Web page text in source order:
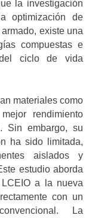
la investigación
optimización de
existe una
compuestas e
ciclo de vida
materiales como
rendimiento
Sin embargo, su
ha sido limitada,
aislados y
estudio aborda
a la nueva
con un
La